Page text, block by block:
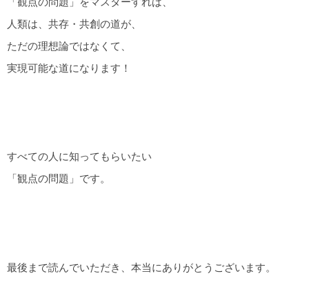
人類は、共存・共創の道が、
ただの理想論ではなくて、
実現可能な道になります！
すべての人に知ってもらいたい
「観点の問題」です。
最後まで読んでいただき、本当にありがとうございます。